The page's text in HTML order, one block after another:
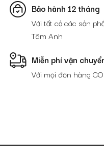
Bảo hành 12 tháng
Với tất cả các sản
Tâm Anh
Miễn phí vận
Với mọi đơn hàng